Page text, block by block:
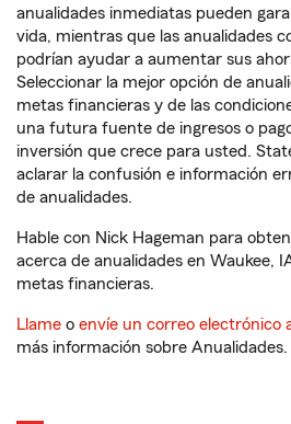
anualidades inmediatas pueden
vida, mientras que las anualidades
podrían ayudar a aumentar sus
Seleccionar la mejor opción de
metas financieras y de las
una futura fuente de ingresos o
inversión que crece para usted.
aclarar la confusión e información
de anualidades.
Hable con Nick Hageman para
acerca de anualidades en Waukee,
metas financieras.
Llame o envíe un correo electrónico
más información sobre Anualidades.